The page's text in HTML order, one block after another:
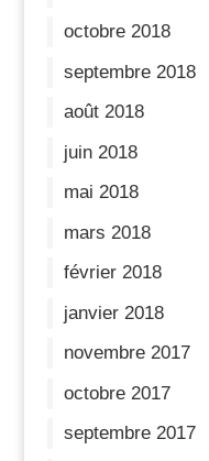
octobre 2018
septembre 2018
août 2018
juin 2018
mai 2018
mars 2018
février 2018
janvier 2018
novembre 2017
octobre 2017
septembre 2017